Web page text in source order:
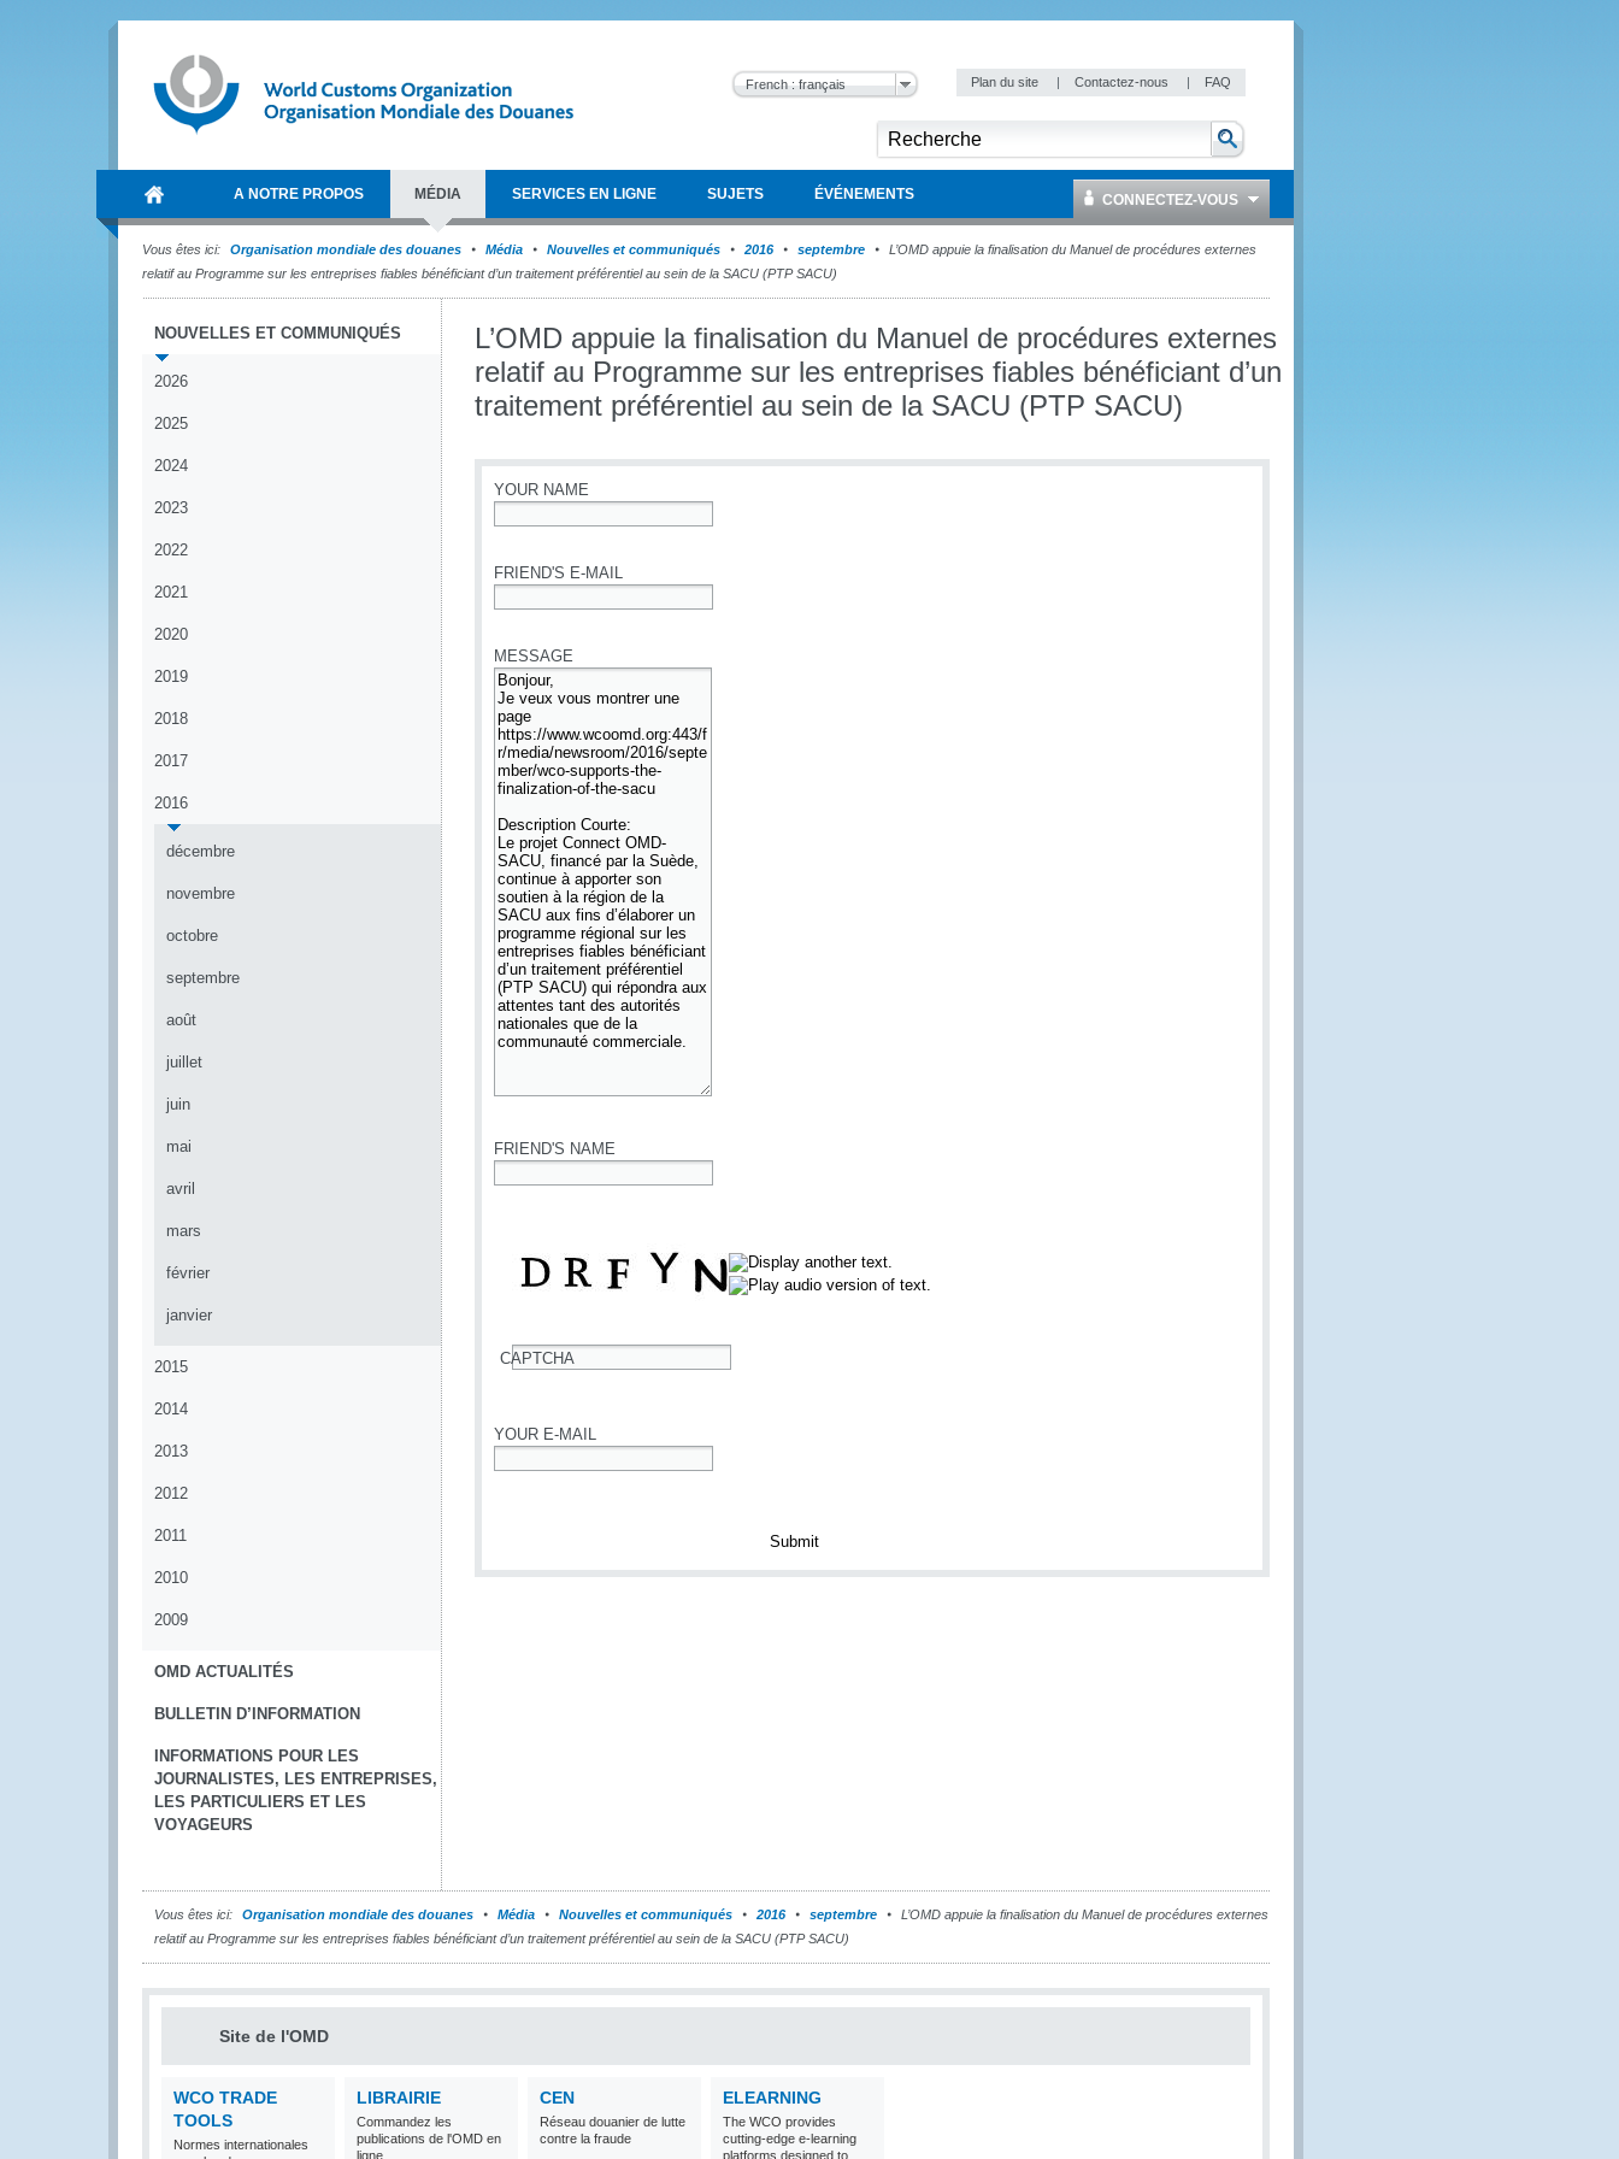
French : français Plan du site | Contactez-nous | FAQ
A NOTRE PROPOS MÉDIA SERVICES EN LIGNE SUJETS ÉVÉNEMENTS CONNECTEZ-VOUS
Vous êtes ici: Organisation mondiale des douanes Média Nouvelles et communiqués 2016 septembre
L’OMD appuie la finalisation du Manuel de procédures externes
relatif au Programme sur les entreprises fiables bénéficiant d’un traitement préférentiel au sein de la SACU (PTP SACU)
NOUVELLES ET COMMUNIQUÉS
2026
2025
2024
2023
2022
2021
2020
2019
2018
2017
2016
décembre
novembre
octobre
septembre
août
juillet
juin
mai
avril
mars
février
janvier
2015
2014
2013
2012
2011
2010
2009
OMD ACTUALITÉS
BULLETIN D’INFORMATION
INFORMATIONS POUR LES
JOURNALISTES, LES ENTREPRISES,
LES PARTICULIERS ET LES
VOYAGEURS
L’OMD appuie la finalisation du Manuel de procédures externes
relatif au Programme sur les entreprises fiables bénéficiant d’un
traitement préférentiel au sein de la SACU (PTP SACU)
YOUR NAME
FRIEND'S E-MAIL
MESSAGE
FRIEND'S NAME
CAPTCHA
YOUR E-MAIL
Vous êtes ici: Organisation mondiale des douanes Média Nouvelles et communiqués 2016 septembre
L’OMD appuie la finalisation du Manuel de procédures externes
relatif au Programme sur les entreprises fiables bénéficiant d’un traitement préférentiel au sein de la SACU (PTP SACU)
Site de l'OMD
WCO TRADE
TOOLS
Normes internationales
LIBRAIRIE
Commandez les
publications de l'OMD en
ligne
CEN
Réseau douanier de lutte
contre la fraude
ELEARNING
The WCO provides
cutting-edge e-learning
platforms designed to